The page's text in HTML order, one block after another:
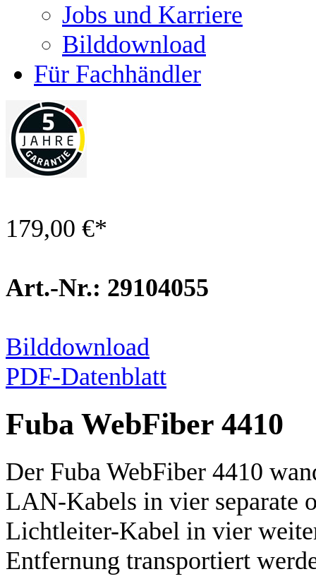
Jobs und Karriere
Bilddownload
Für Fachhändler
179,00 €*
Art.-Nr.: 29104055
Bilddownload
PDF-Datenblatt
Fuba WebFiber 4410
Der Fuba WebFiber 4410
LAN-Kabels in vier separate
Lichtleiter-Kabel in vier
Entfernung transportiert